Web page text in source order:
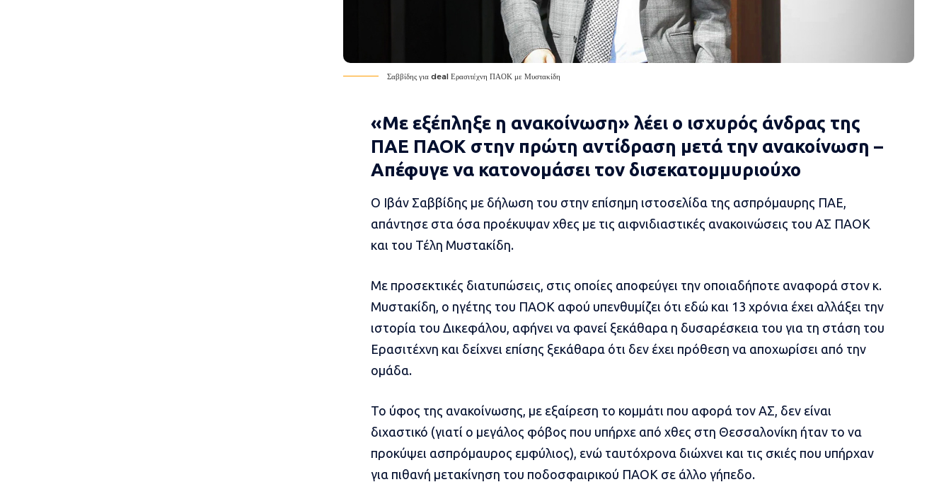
Σαββίδης για deal Ερασιτέχνη ΠΑΟΚ με Μυστακίδη
«Με εξέπληξε η ανακοίνωση» λέει ο ισχυρός άνδρας της
ΠΑΕ ΠΑΟΚ στην πρώτη αντίδραση μετά την ανακοίνωση –
Απέφυγε να κατονομάσει τον δισεκατομμυριούχο
Ο Ιβάν Σαββίδης με δήλωση του στην επίσημη ιστοσελίδα της ασπρόμαυρης ΠΑΕ,
απάντησε στα όσα προέκυψαν χθες με τις αιφνιδιαστικές ανακοινώσεις του ΑΣ ΠΑΟΚ
και του Τέλη Μυστακίδη.
Με προσεκτικές διατυπώσεις, στις οποίες αποφεύγει την οποιαδήποτε αναφορά στον κ.
Μυστακίδη, ο ηγέτης του ΠΑΟΚ αφού υπενθυμίζει ότι εδώ και 13 χρόνια έχει αλλάξει την
ιστορία του Δικεφάλου, αφήνει να φανεί ξεκάθαρα η δυσαρέσκεια του για τη στάση του
Ερασιτέχνη και δείχνει επίσης ξεκάθαρα ότι δεν έχει πρόθεση να αποχωρίσει από την
ομάδα.
Το ύφος της ανακοίνωσης, με εξαίρεση το κομμάτι που αφορά τον ΑΣ, δεν είναι
διχαστικό (γιατί ο μεγάλος φόβος που υπήρχε από χθες στη Θεσσαλονίκη ήταν το να
προκύψει ασπρόμαυρος εμφύλιος), ενώ ταυτόχρονα διώχνει και τις σκιές που υπήρχαν
για πιθανή μετακίνηση του ποδοσφαιρικού ΠΑΟΚ σε άλλο γήπεδο.